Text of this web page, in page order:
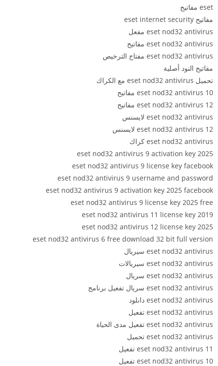
eset مفاتيح
مفاتيح eset internet security
eset nod32 antivirus مفعل
eset nod32 antivirus مفاتيح
eset nod32 antivirus مفتاح الترخيص
مفاتيح النود أصلية
تحميل eset nod32 antivirus مع الكراك
eset nod32 antivirus 10 مفاتيح
eset nod32 antivirus 12 مفاتيح
eset nod32 antivirus لایسنس
eset nod32 antivirus 12 لایسنس
eset nod32 antivirus كراك
eset nod32 antivirus 9 activation key 2025
eset nod32 antivirus 9 license key facebook
eset nod32 antivirus 9 username and password
eset nod32 antivirus 9 activation key 2025 facebook
eset nod32 antivirus 9 license key 2025 free
eset nod32 antivirus 11 license key 2019
eset nod32 antivirus 12 license key 2025
eset nod32 antivirus 6 free download 32 bit full version
eset nod32 antivirus سيريال
eset nod32 antivirus سيريالات
eset nod32 antivirus سريال
eset nod32 antivirus سريال تفعيل برنامج
eset nod32 antivirus دانلود
eset nod32 antivirus تفعيل
eset nod32 antivirus تفعيل مدى الحياة
eset nod32 antivirus تحميل
eset nod32 antivirus 11 تفعيل
eset nod32 antivirus 10 تفعيل